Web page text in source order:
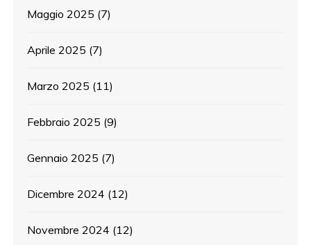
Maggio 2025 (7)
Aprile 2025 (7)
Marzo 2025 (11)
Febbraio 2025 (9)
Gennaio 2025 (7)
Dicembre 2024 (12)
Novembre 2024 (12)